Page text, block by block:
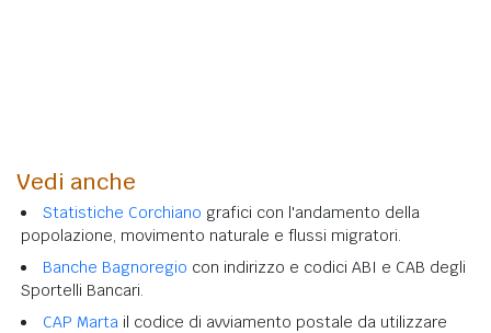
Vedi anche
Statistiche Corchiano grafici con l'andamento della
popolazione, movimento naturale e flussi migratori.
Banche Bagnoregio con indirizzo e codici ABI e CAB degli
Sportelli Bancari.
CAP Marta il codice di avviamento postale da utilizzare